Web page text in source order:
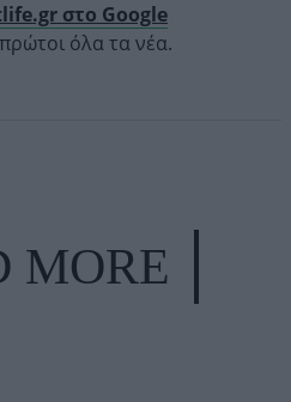
στο Google
όλα τα νέα.
MORE